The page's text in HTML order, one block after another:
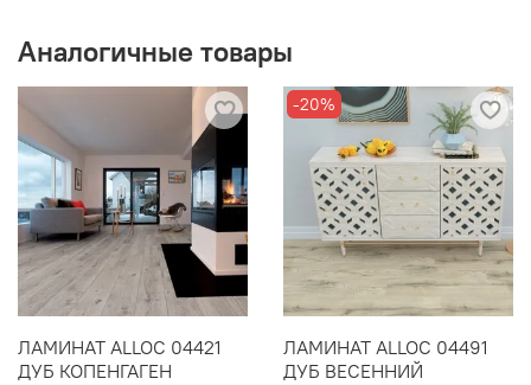
Аналогичные товары
ЛАМИНАТ ALLOC 04421
ДУБ КОПЕНГАГЕН
-20%
ЛАМИНАТ ALLOC 04491
ДУБ ВЕСЕННИЙ